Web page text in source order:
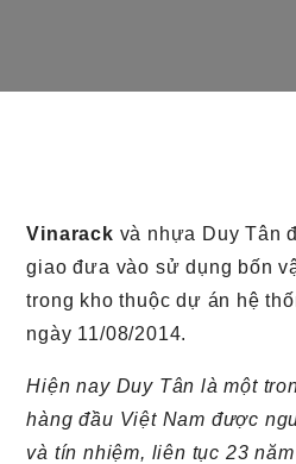
Vinarack và nhựa Duy Tân
giao đưa vào sử dụng bốn
trong kho thuộc dự án hệ
ngày 11/08/2014.
Hiện nay Duy Tân là một
hàng đầu Việt Nam được
và tín nhiệm, liên tục 23